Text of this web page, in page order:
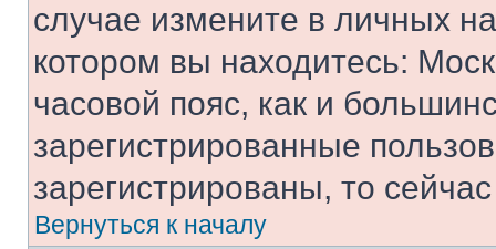
случае измените в личных
котором вы находитесь:
часовой пояс, как и
зарегистрированные
зарегистрированы, то
Вернуться к началу